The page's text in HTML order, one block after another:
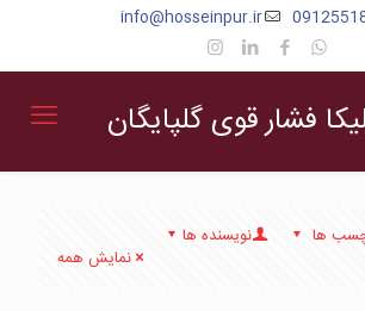
info@hosseinpur.ir
فشار قوی گلپایگان
ها
نویسنده ها
نمایش همه